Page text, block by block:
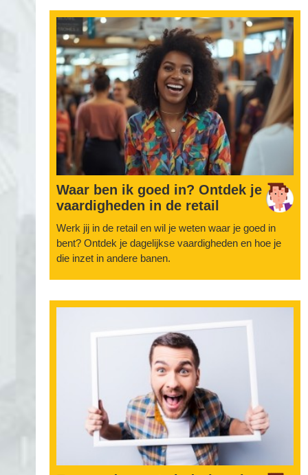
Waar ben ik goed in? Ontdek je
vaardigheden in de retail
Werk jij in de retail en wil je weten waar je goed in
bent? Ontdek je dagelijkse vaardigheden en hoe je
die inzet in andere banen.